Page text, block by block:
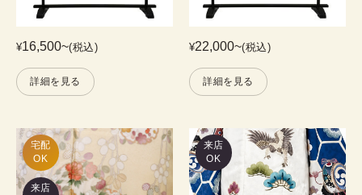
¥16,500~(税込)
詳細を見る
¥22,000~(税込)
詳細を見る
宅配
OK
来店
来店
OK